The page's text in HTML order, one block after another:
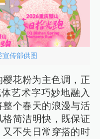
宣传部供图
花粉为主色调，正
体艺术字巧妙地融入
个春天的浪漫与活
简洁明快，既保证
不失日常穿搭的时